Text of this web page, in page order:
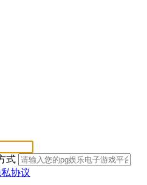
式
私协议